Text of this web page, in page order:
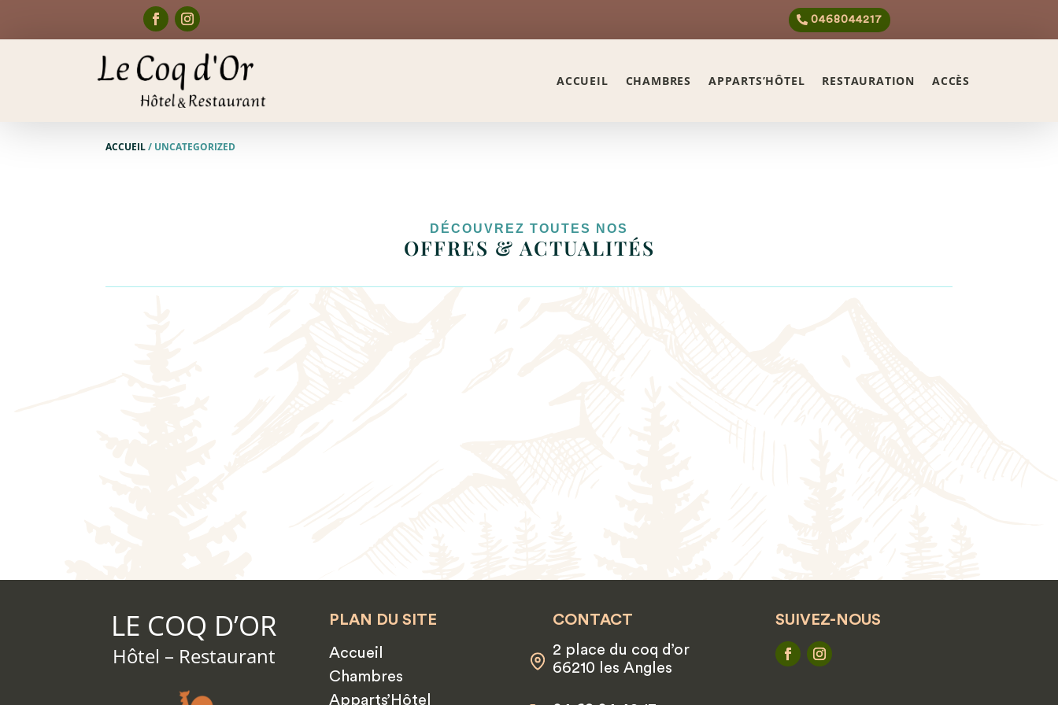
0468044217
ACCUEIL CHAMBRES APPARTS’HÔTEL RESTAURATION ACCÈS
ACCUEIL/ UNCATEGORIZED
DÉCOUVREZ TOUTES NOS
OFFRES & ACTUALITÉS
LE COQ D’OR
Hôtel – Restaurant
PLAN DU SITE
Accueil
Chambres
Apparts’Hôtel
CONTACT
2 place du coq d’or
66210 les Angles
SUIVEZ-NOUS